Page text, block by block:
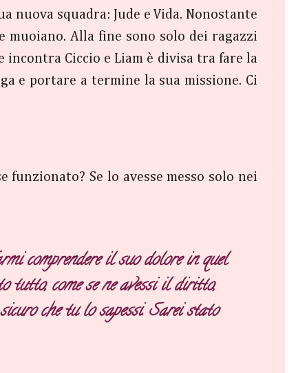
nuova squadra: Jude e Vida. Nonostante
muoiano. Alla fine sono solo dei ragazzi
incontra Ciccio e Liam è divisa tra fare la
e portare a termine la sua missione. Ci
Se lo avesse messo solo nei
comprendere il suo dolore in quel
tutto, come se ne avessi il diritto,
che tu lo sapessi. Sarei stato